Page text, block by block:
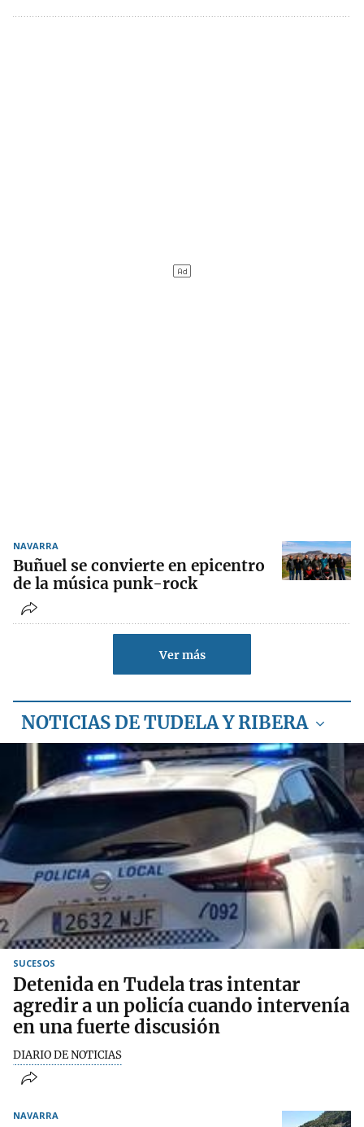
NAVARRA
Buñuel se convierte en epicentro
de la música punk-rock
Ver más
NOTICIAS DE TUDELA Y RIBERA
SUCESOS
Detenida en Tudela tras intentar
agredir a un policía cuando intervenía
en una fuerte discusión
DIARIO DE NOTICIAS
NAVARRA